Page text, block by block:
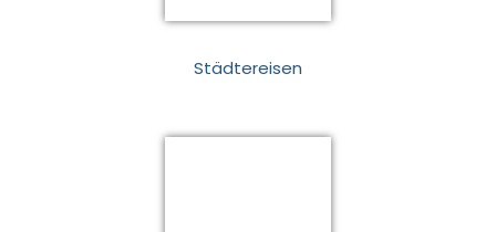
Städtereisen